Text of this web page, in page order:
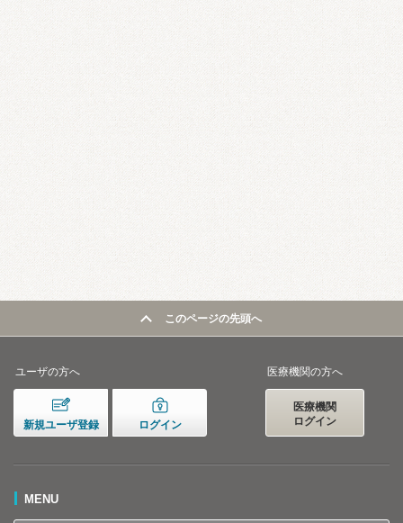
このページの先頭へ
ユーザの方へ
新規ユーザ登録 ログイン
医療機関の方へ
医療機関
ログイン
MENU